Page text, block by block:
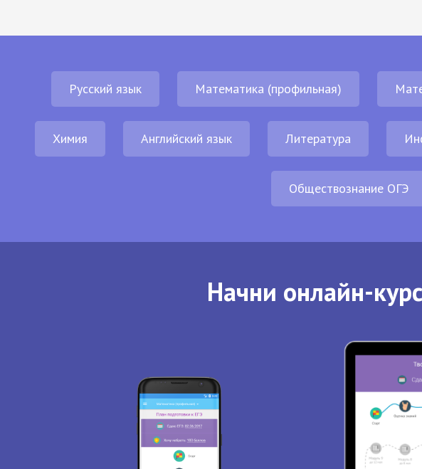
Русский язык Математика (профильная)
Химия Английский язык Литература
Обществознание ОГЭ
Начни онлайн-